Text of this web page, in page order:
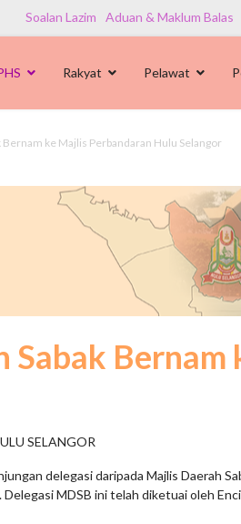
Soalan Lazim Aduan & Maklum Balas
Rakyat Pelawat
ke Majlis Perbandaran Hulu Selangor
Sabak Bernam
SELANGOR
delegasi daripada Majlis Daerah
MDSB ini telah diketuai oleh